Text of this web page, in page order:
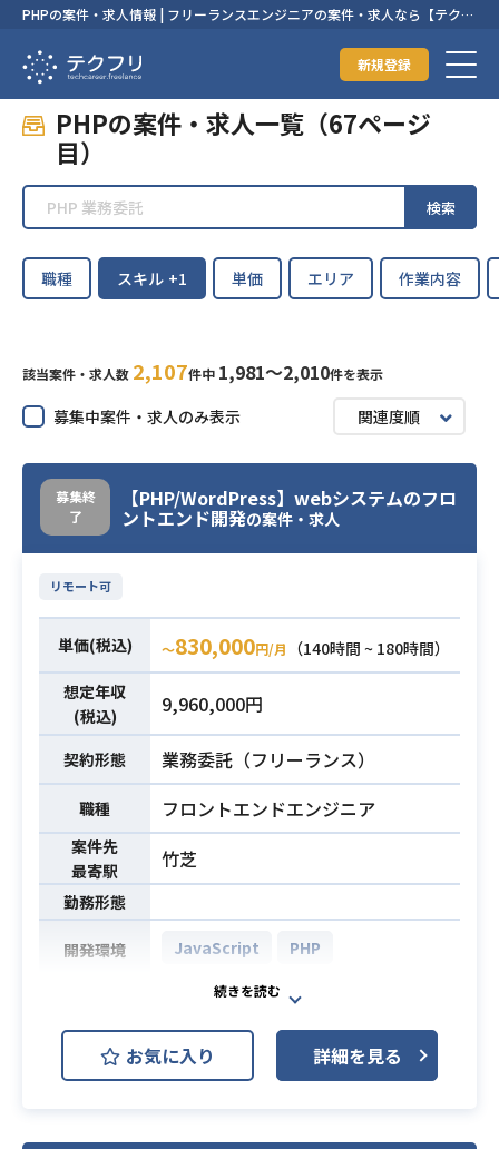
PHPの案件・求人情報 | フリーランスエンジニアの案件・求人なら【テクフ
新規登録
PHPの案件・求人一覧（67ページ
目）
検索
職種 スキル +1 単価 エリア 作業内容
該当案件・求人数 2,107件中 1,981〜2,010件を表示
募集中案件・求人のみ表示 関連度順
募集終
了
【PHP/WordPress】webシステムのフロ
ントエンド開発の案件・求人
リモート可
単価(税込) 〜830,000円/月
（140時間 ~ 180時間）
想定年収
(税込)
9,960,000円
契約形態 業務委託（フリーランス）
職種 フロントエンドエンジニア
案件先
最寄駅
竹芝
勤務形態
開発環境 JavaScript PHP
業務内容
webシステムのフロントエンド開発
に携わっていただきます。
実装をメインに、システム間I/Fの設
計なども対応していただく予定でご
お気に入り 詳細を見る